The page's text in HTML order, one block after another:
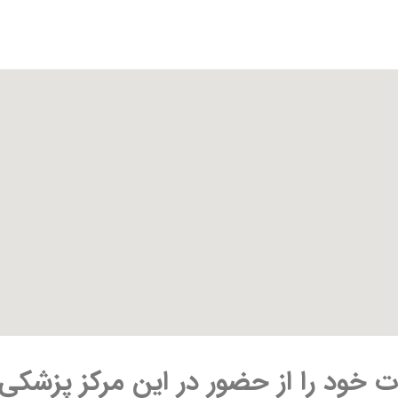
خود را از حضور در این مرکز